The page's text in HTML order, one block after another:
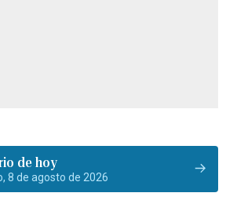
de hoy
8 de agosto de 2026